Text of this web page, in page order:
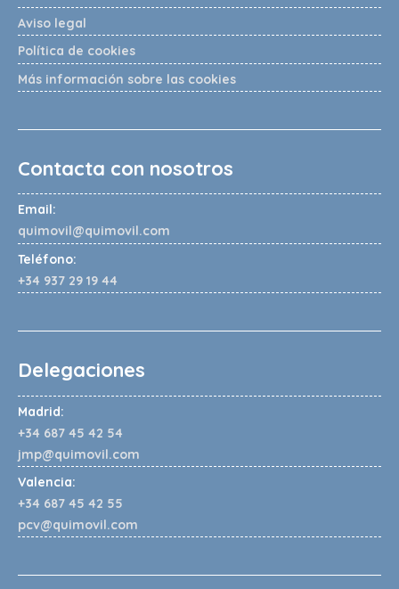
Aviso legal
Política de cookies
Más información sobre las cookies
Contacta con nosotros
Email:
quimovil@quimovil.com
Teléfono:
+34 937 29 19 44
Delegaciones
Madrid:
+34 687 45 42 54
jmp@quimovil.com
Valencia:
+34 687 45 42 55
pcv@quimovil.com